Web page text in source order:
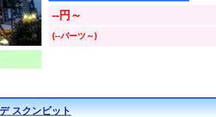
--円～
(--バーツ～)
スクンビット